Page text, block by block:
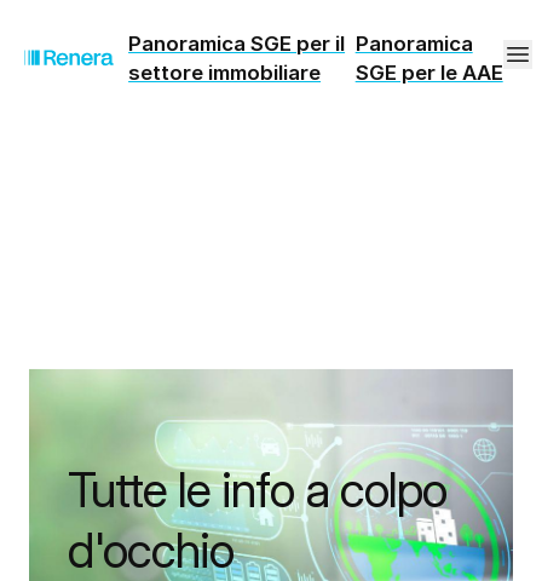
Panoramica SGE per il
settore immobiliare
Panoramica
SGE per le AAE
Tutte le info a colpo
d'occhio